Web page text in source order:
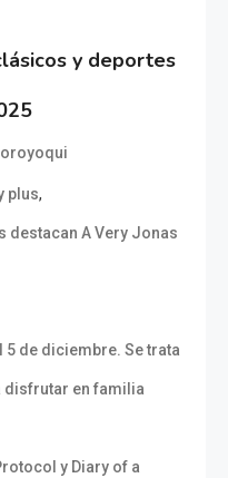
y deportes
plus,
destacan A Very Jonas
de diciembre. Se trata
disfrutar en familia
y Diary of a